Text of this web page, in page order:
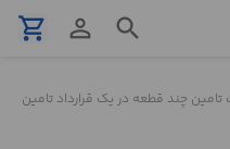
search
person_outline
shopping_cart
تامین چند قطعه در یک قرارداد تامین